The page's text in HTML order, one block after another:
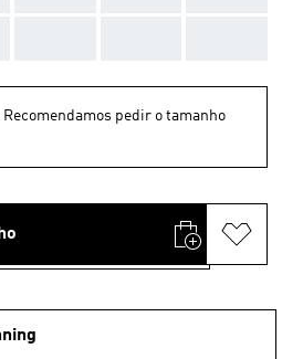
Recomendamos pedir o tamanho